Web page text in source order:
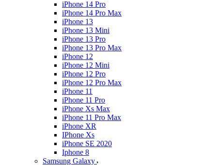
iPhone 14 Pro
iPhone 14 Pro Max
iPhone 13
iPhone 13 Mini
iPhone 13 Pro
iPhone 13 Pro Max
iPhone 12
iPhone 12 Mini
iPhone 12 Pro
iPhone 12 Pro Max
iPhone 11
iPhone 11 Pro
iPhone Xs Max
iPhone 11 Pro Max
iPhone XR
IPhone Xs
iPhone SE 2020
Iphone 8
Samsung Galaxy